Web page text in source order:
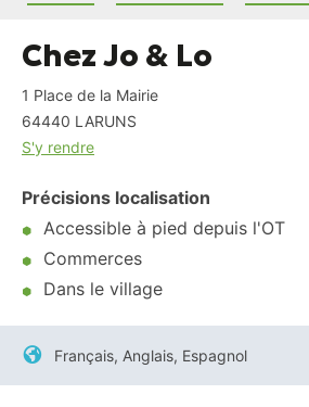
Chez Jo & Lo
1 Place de la Mairie
64440 LARUNS
S'y rendre
Précisions localisation
Accessible à pied depuis l'OT
Commerces
Dans le village
Français, Anglais, Espagnol